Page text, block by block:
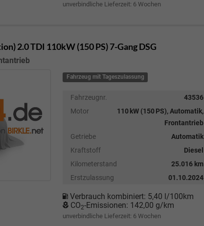
unverbindliche Lieferzeit: 6 Wochen
2.0 TDI 110kW (150 PS) 7-Gang DSG
Fahrzeug mit Tageszulassung
Fahrzeugnr.
43536
Motor
110 kW (150 PS), Automatik,
Frontantrieb
Getriebe
Automatik
Kraftstoff
Diesel
Kilometerstand
25.016 km
Erstzulassung
01.10.2024
Verbrauch kombiniert: 5,40 l/100km
CO2-Emissionen: 142,00 g/km
unverbindliche Lieferzeit: 6 Wochen